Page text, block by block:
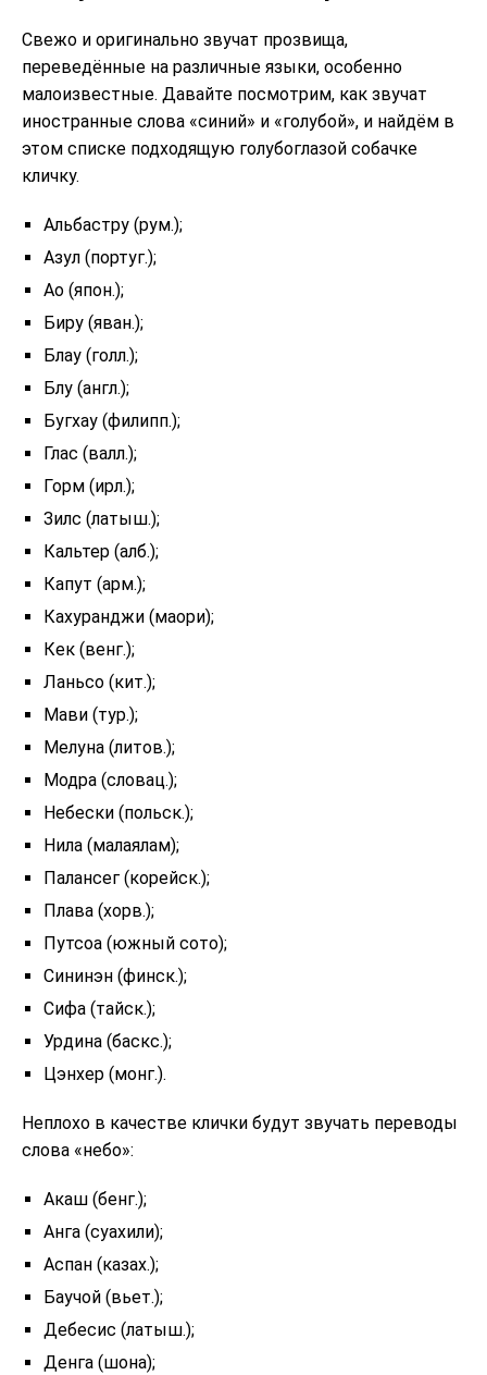
Свежо и оригинально звучат прозвища,
переведённые на различные языки, особенно
малоизвестные. Давайте посмотрим, как звучат
иностранные слова «синий» и «голубой», и найдём в
этом списке подходящую голубоглазой собачке
кличку.
Альбастру (рум.);
Азул (португ.);
Ао (япон.);
Биру (яван.);
Блау (голл.);
Блу (англ.);
Бугхау (филипп.);
Глас (валл.);
Горм (ирл.);
Зилс (латыш.);
Кальтер (алб.);
Капут (арм.);
Кахуранджи (маори);
Кек (венг.);
Ланьсо (кит.);
Мави (тур.);
Мелуна (литов.);
Модра (словац.);
Небески (польск.);
Нила (малаялам);
Палансег (корейск.);
Плава (хорв.);
Путсоа (южный сото);
Сининэн (финск.);
Сифа (тайск.);
Урдина (баскс.);
Цэнхер (монг.).
Неплохо в качестве клички будут звучать переводы
слова «небо»:
Акаш (бенг.);
Анга (суахили);
Аспан (казах.);
Баучой (вьет.);
Дебесис (латыш.);
Денга (шона);